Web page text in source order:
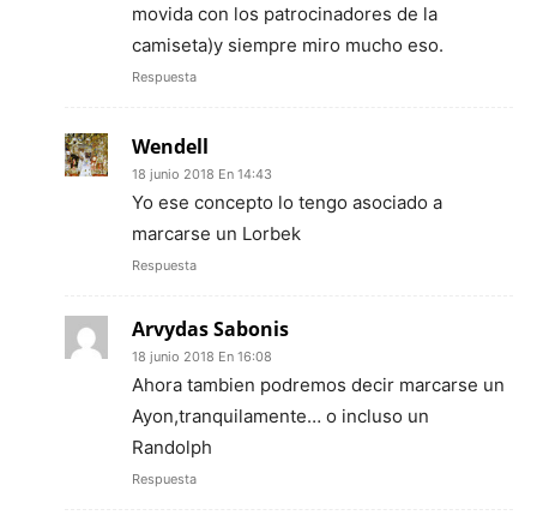
movida con los patrocinadores de la
camiseta)y siempre miro mucho eso.
Respuesta
Wendell
18 junio 2018 En 14:43
Yo ese concepto lo tengo asociado a
marcarse un Lorbek
Respuesta
Arvydas Sabonis
18 junio 2018 En 16:08
Ahora tambien podremos decir marcarse un
Ayon,tranquilamente… o incluso un
Randolph
Respuesta